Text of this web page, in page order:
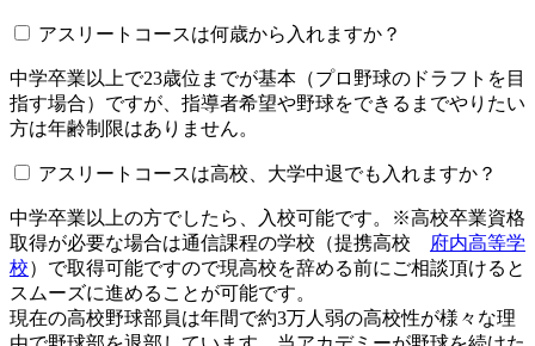
アスリートコースは何歳から入れますか？
中学卒業以上で23歳位までが基本（プロ野球のドラフトを目
指す場合）ですが、指導者希望や野球をできるまでやりたい
方は年齢制限はありません。
アスリートコースは高校、大学中退でも入れますか？
中学卒業以上の方でしたら、入校可能です。※高校卒業資格
取得が必要な場合は通信課程の学校（提携高校
府内高等学
校）で取得可能ですので現高校を辞める前にご相談頂けると
スムーズに進めることが可能です。
現在の高校野球部員は年間で約3万人弱の高校性が様々な理